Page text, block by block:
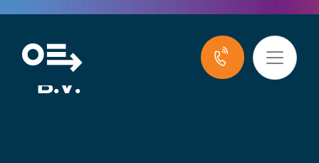
Installatietechniek
B.V.